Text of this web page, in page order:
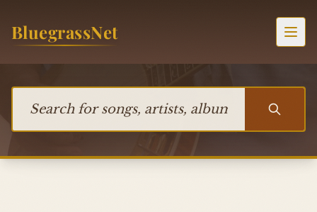
BluegrassNet